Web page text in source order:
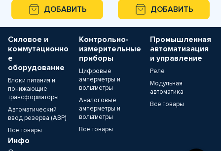
ДОБАВИТЬ
ДОБАВИТЬ
Силовое и
коммутационно
е
оборудование
Блоки питания и
понижающие
трансформаторы
Автоматический
ввод резерва (АВР)
Все товары
Контрольно-
измерительные
приборы
Цифровые
амперметры и
вольтметры
Аналоговые
амперметры и
вольтметры
Все товары
Промышленная
автоматизация
и управление
Реле
Модульная
автоматика
Все товары
Инфо